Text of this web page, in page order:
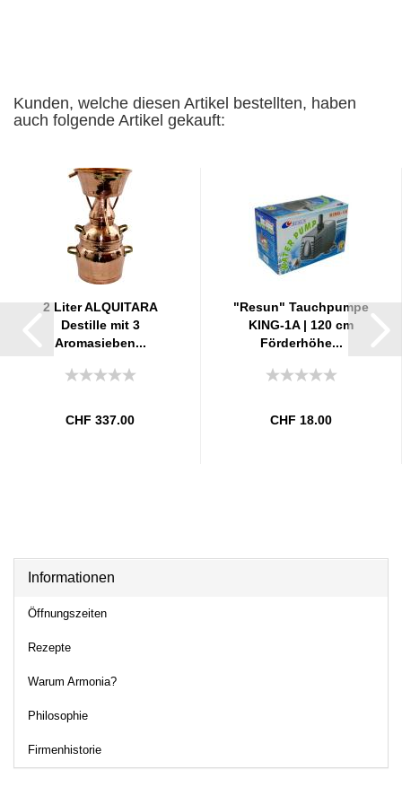
Kunden, welche diesen Artikel bestellten, haben
auch folgende Artikel gekauft:
2 Liter ALQUITARA
Destille mit 3
Aromasieben...
CHF 337.00
"Resun" Tauchpumpe
KING-1A | 120 cm
Förderhöhe...
CHF 18.00
Informationen
Öffnungszeiten
Rezepte
Warum Armonia?
Philosophie
Firmenhistorie